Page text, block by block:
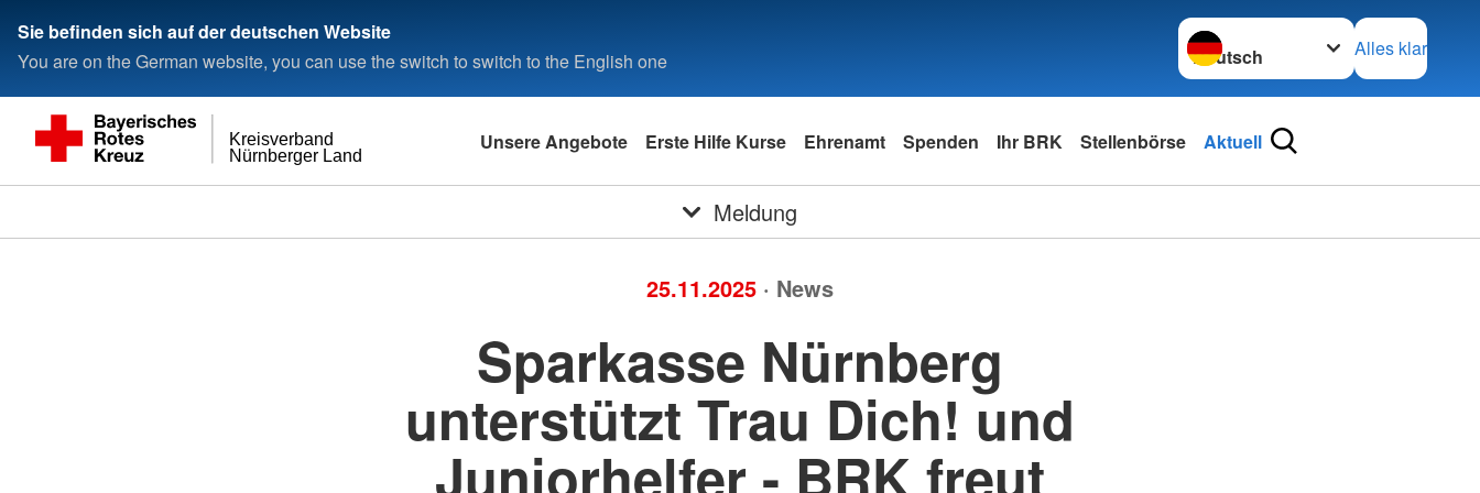
Sie befinden sich auf der deutschen Website
You are on the German website, you can use the switch to switch to the English one
Sprache wechseln zu
Alles klar
Nürnberger Land
Kreisverband Unsere Angebote Erste Hilfe Kurse Ehrenamt Spenden Ihr BRK Stellenbörse Aktuell
Meldung
25.11.2025 · News
Sparkasse Nürnberg
unterstützt Trau Dich! und
Juniorhelfer - BRK freut